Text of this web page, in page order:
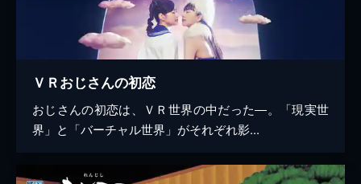
ＶＲおじさんの初恋
おじさんの初恋は、ＶＲ世界の中だった―。「現実世
界」と「バーチャル世界」がそれぞれ影...